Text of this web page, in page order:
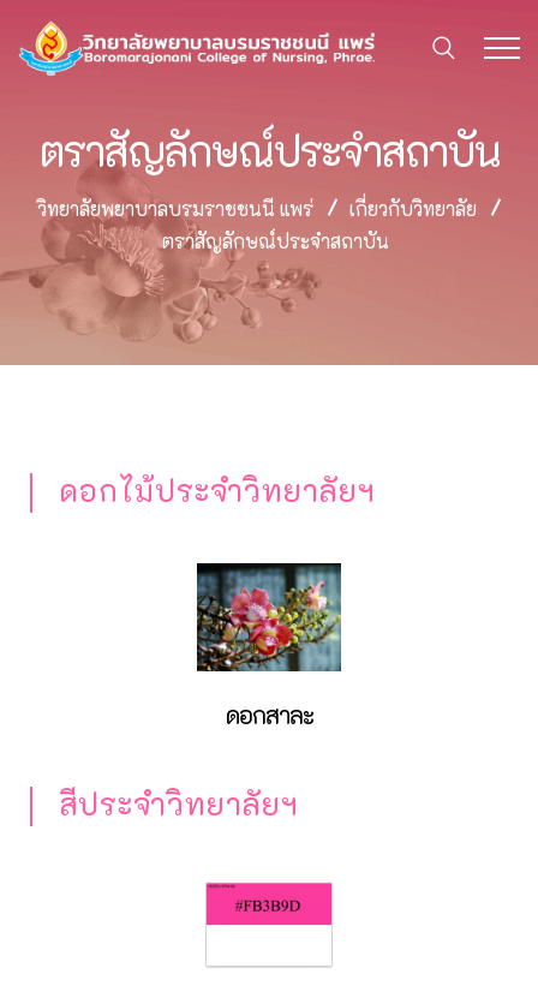
ตราสัญลักษณ์ประจำสถาบัน
วิทยาลัยพยาบาลบรมราชชนนี แพร่
เกี่ยวกับวิทยาลัย
ตราสัญลักษณ์ประจำสถาบัน
ดอกไม้ประจำวิทยาลัยฯ
ดอกสาละ
สีประจำวิทยาลัยฯ